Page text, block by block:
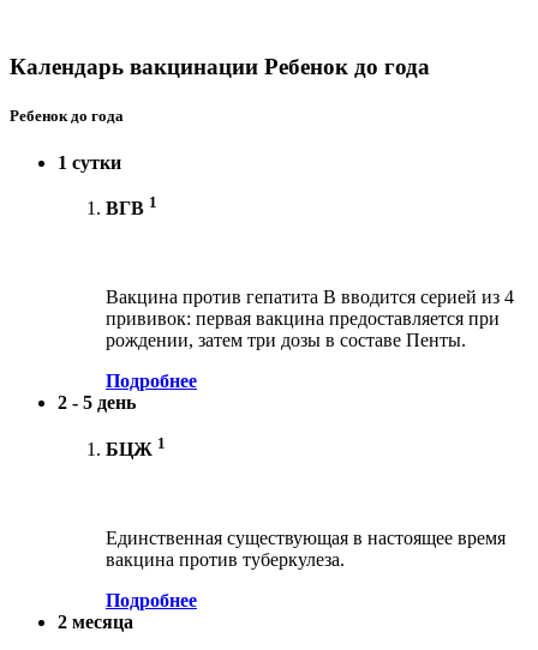
Календарь вакцинации Ребенок до года
Ребенок до года
1 сутки
ВГВ 1
Вакцина против гепатита В вводится серией из 4
прививок: первая вакцина предоставляется при
рождении, затем три дозы в составе Пенты.
Подробнее
2 - 5 день
БЦЖ 1
Единственная существующая в настоящее время
вакцина против туберкулеза.
Подробнее
2 месяца